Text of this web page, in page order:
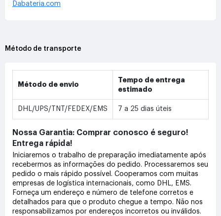
Dabateria.com
Método de transporte
Método de envio
Tempo de entrega
estimado
DHL/UPS/TNT/FEDEX/EMS 7 a 25 dias úteis
Nossa Garantia: Comprar conosco é seguro!
Entrega rápida!
Iniciaremos o trabalho de preparação imediatamente após
recebermos as informações do pedido. Processaremos seu
pedido o mais rápido possível. Cooperamos com muitas
empresas de logística internacionais, como DHL, EMS.
Forneça um endereço e número de telefone corretos e
detalhados para que o produto chegue a tempo. Não nos
responsabilizamos por endereços incorretos ou inválidos.